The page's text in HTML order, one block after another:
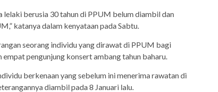
lelaki berusia 30 tahun di PPUM belum diambil dan
katanya dalam kenyataan pada Sabtu.
seorang individu yang dirawat di PPUM bagi
pengunjung konsert ambang tahun baharu.
berkenaan yang sebelum ini menerima rawatan di
diambil pada 8 Januari lalu.